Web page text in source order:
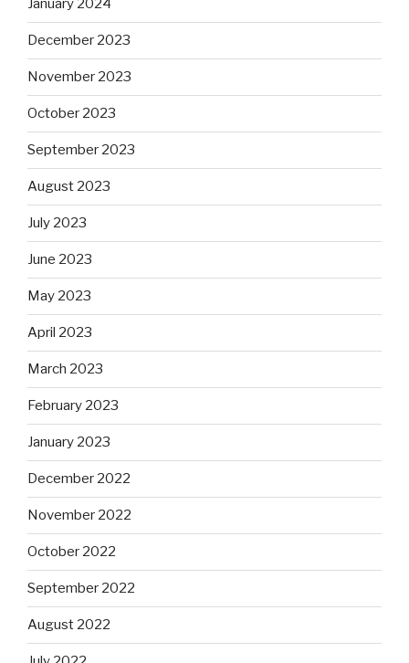
January 2024
December 2023
November 2023
October 2023
September 2023
August 2023
July 2023
June 2023
May 2023
April 2023
March 2023
February 2023
January 2023
December 2022
November 2022
October 2022
September 2022
August 2022